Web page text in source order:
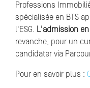
Professions
spécialisée en BTS
l'ESG. L'admission
revanche, pour un
candidater via
Pour en savoir plus :